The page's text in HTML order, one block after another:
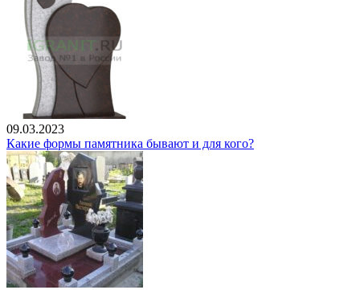
09.03.2023
Какие формы памятника бывают и для кого?